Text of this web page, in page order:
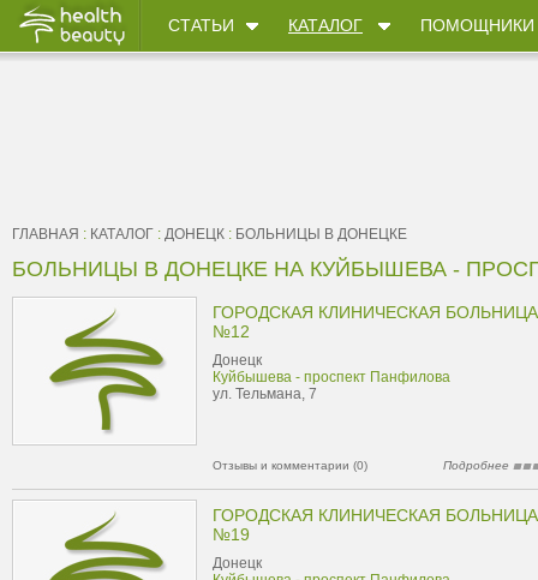
СТАТЬИ КАТАЛОГ ПОМОЩНИКИ
ГЛАВНАЯ : КАТАЛОГ : ДОНЕЦК : БОЛЬНИЦЫ В ДОНЕЦКЕ
БОЛЬНИЦЫ В ДОНЕЦКЕ НА КУЙБЫШЕВА -
ГОРОДСКАЯ КЛИНИЧЕСКАЯ БОЛЬНИЦА
№12
Донецк
Куйбышева - проспект Панфилова
ул. Тельмана, 7
Отзывы и комментарии (0) Подробнее
ГОРОДСКАЯ КЛИНИЧЕСКАЯ БОЛЬНИЦА
№19
Донецк